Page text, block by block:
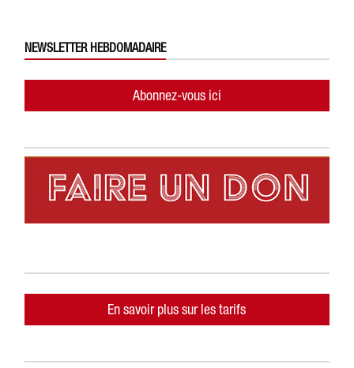
NEWSLETTER HEBDOMADAIRE
Abonnez-vous ici
En savoir plus sur les tarifs